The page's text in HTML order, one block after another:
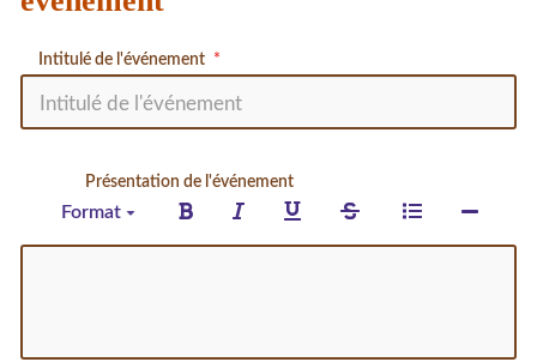
Intitulé de l'événement
Présentation de l'événement
Format